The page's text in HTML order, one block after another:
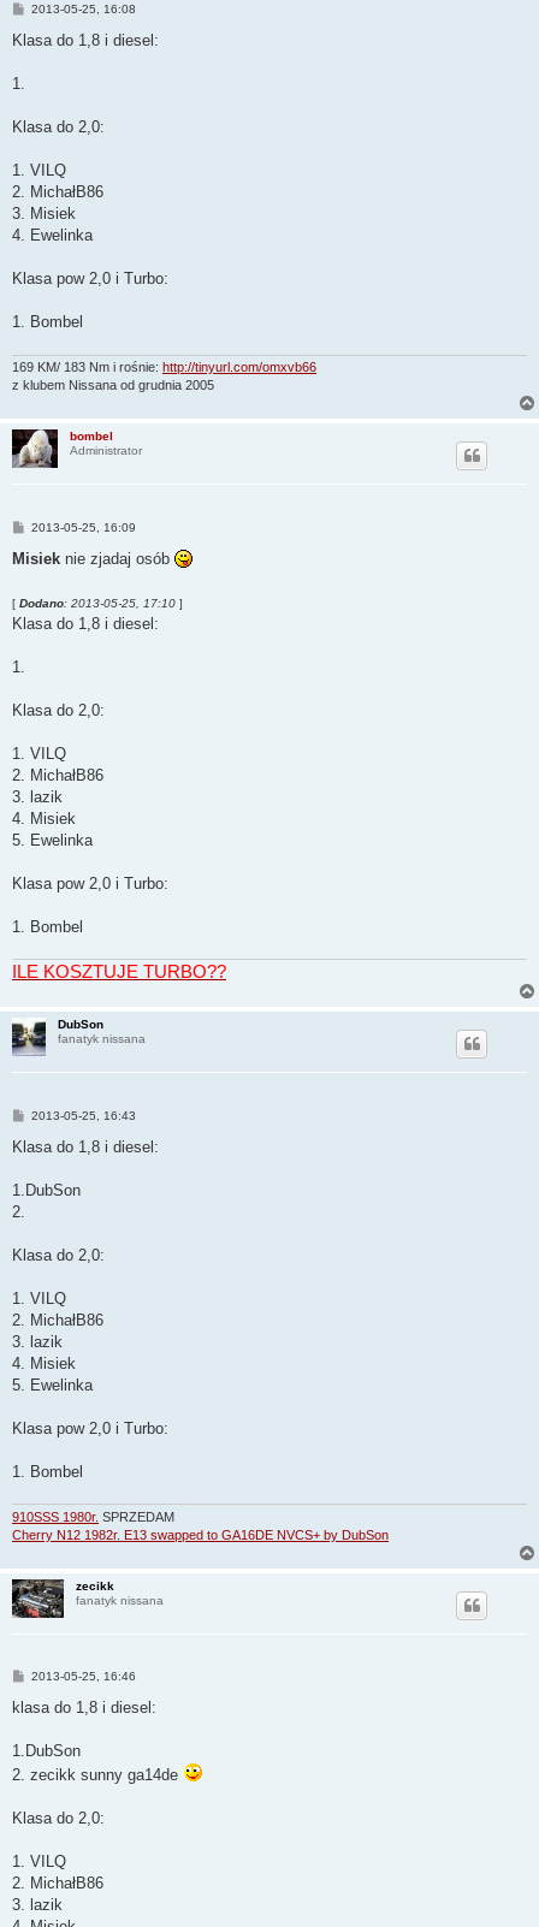
P
s
2013-05-25, 16:08
Klasa do 1,8 i diesel:
1.
Klasa do 2,0:
1. VILQ
2. MichałB86
3. Misiek
4. Ewelinka
Klasa pow 2,0 i Turbo:
1. Bombel
169 KM/ 183 Nm i rośnie: http://tinyurl.com/omxvb66
z klubem Nissana od grudnia 2005
bombel
Administrator
P
s
2013-05-25, 16:09
Misiek nie zjadaj osób
[ Dodano: 2013-05-25, 17:10 ]
Klasa do 1,8 i diesel:
1.
Klasa do 2,0:
1. VILQ
2. MichałB86
3. lazik
4. Misiek
5. Ewelinka
Klasa pow 2,0 i Turbo:
1. Bombel
ILE KOSZTUJE TURBO??
DubSon
fanatyk nissana
P
s
2013-05-25, 16:43
Klasa do 1,8 i diesel:
1.DubSon
2.
Klasa do 2,0:
1. VILQ
2. MichałB86
3. lazik
4. Misiek
5. Ewelinka
Klasa pow 2,0 i Turbo:
1. Bombel
910SSS 1980r. SPRZEDAM
Cherry N12 1982r. E13 swapped to GA16DE NVCS+ by DubSon
zecikk
fanatyk nissana
P
s
2013-05-25, 16:46
klasa do 1,8 i diesel:
1.DubSon
2. zecikk sunny ga14de
Klasa do 2,0:
1. VILQ
2. MichałB86
3. lazik